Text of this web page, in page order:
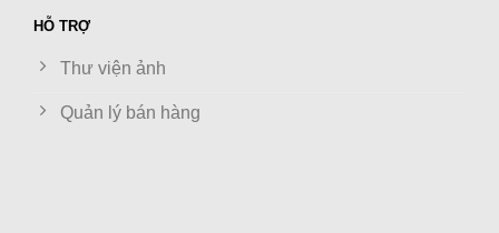
HỖ TRỢ
Thư viện ảnh
Quản lý bán hàng